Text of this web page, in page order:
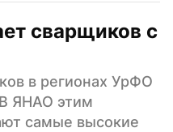
сварщиков с
в регионах УрФО
ЯНАО этим
самые высокие